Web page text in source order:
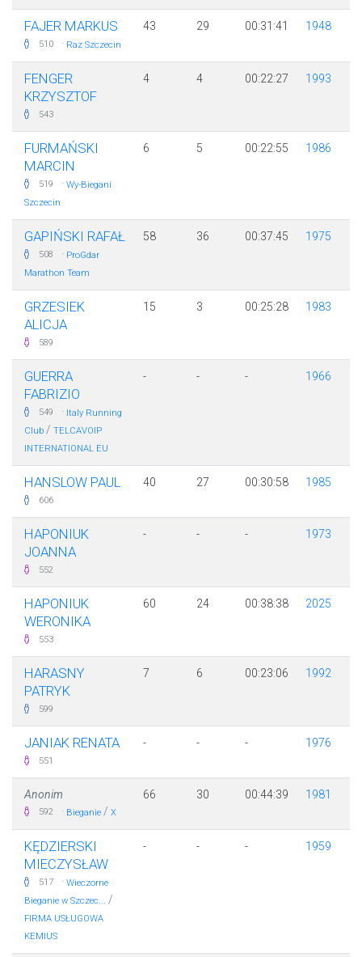
FAJER MARKUS
510 · Raz Szczecin
43 29 00:31:41 1948
FENGER
KRZYSZTOF
543
4 4 00:22:27 1993
FURMAŃSKI
MARCIN
519 · Wy-Biegani
Szczecin
6 5 00:22:55 1986
GAPIŃSKI RAFAŁ
508 · ProGdar
Marathon Team
58 36 00:37:45 1975
GRZESIEK
ALICJA
589
15 3 00:25:28 1983
GUERRA
FABRIZIO
549 · Italy Running
Club / TELCAVOIP
INTERNATIONAL EU
- - - 1966
HANSLOW PAUL
606
40 27 00:30:58 1985
HAPONIUK
JOANNA
552
- - - 1973
HAPONIUK
WERONIKA
553
60 24 00:38:38 2025
HARASNY
PATRYK
599
7 6 00:23:06 1992
JANIAK RENATA
551
- - - 1976
Anonim
592 · Bieganie / X
66 30 00:44:39 1981
KĘDZIERSKI
MIECZYSŁAW
517 · Wieczorne
Bieganie w Szczec... /
FIRMA USŁUGOWA
KEMIUS
- - - 1959